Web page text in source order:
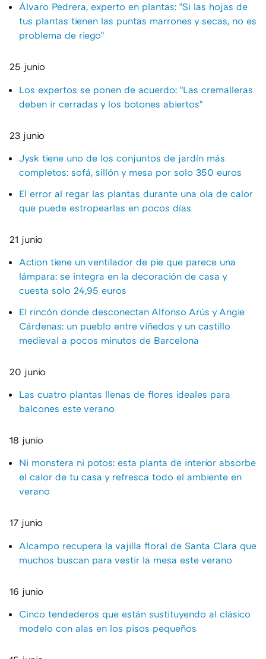
Álvaro Pedrera, experto en plantas: "Si las hojas de
tus plantas tienen las puntas marrones y secas, no es
problema de riego"
25 junio
Los expertos se ponen de acuerdo: "Las cremalleras
deben ir cerradas y los botones abiertos"
23 junio
Jysk tiene uno de los conjuntos de jardín más
completos: sofá, sillón y mesa por solo 350 euros
El error al regar las plantas durante una ola de calor
que puede estropearlas en pocos días
21 junio
Action tiene un ventilador de pie que parece una
lámpara: se integra en la decoración de casa y
cuesta solo 24,95 euros
El rincón donde desconectan Alfonso Arús y Angie
Cárdenas: un pueblo entre viñedos y un castillo
medieval a pocos minutos de Barcelona
20 junio
Las cuatro plantas llenas de flores ideales para
balcones este verano
18 junio
Ni monstera ni potos: esta planta de interior absorbe
el calor de tu casa y refresca todo el ambiente en
verano
17 junio
Alcampo recupera la vajilla floral de Santa Clara que
muchos buscan para vestir la mesa este verano
16 junio
Cinco tendederos que están sustituyendo al clásico
modelo con alas en los pisos pequeños